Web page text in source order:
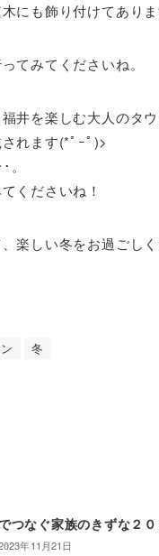
にも飾り付けてあり
てみてくださいね。
井を楽しむ大人のタウ
れます(*ﾟｰﾟ)>
くださいね！
楽しい冬をお過ごし
冬
つなぐ家族のきずな２
年11月21日